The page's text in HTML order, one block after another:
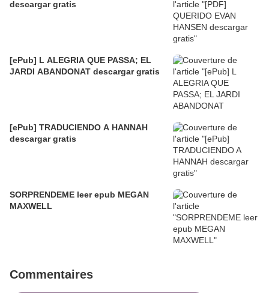
descargar gratis
[ePub] L ALEGRIA QUE PASSA; EL
JARDI ABANDONAT descargar gratis
[ePub] TRADUCIENDO A HANNAH
descargar gratis
SORPRENDEME leer epub MEGAN
MAXWELL
Commentaires